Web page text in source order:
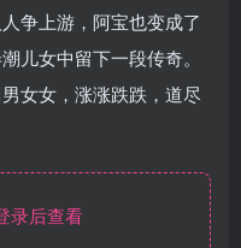
争上游，阿宝也变成了
儿女中留下一段传奇。
女女，涨涨跌跌，道尽
录后查看